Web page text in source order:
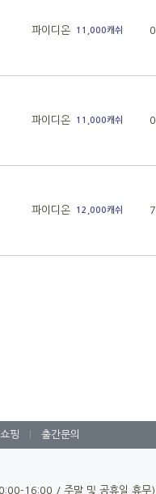
파이디온 11,000캐쉬 0
파이디온 11,000캐쉬 0
파이디온 12,000캐쉬 7
핑 출간문의
16:00 / 주말 및 공휴일 휴무)